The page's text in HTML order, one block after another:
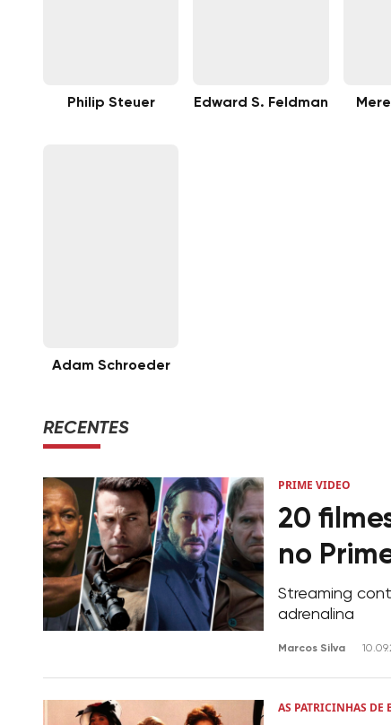
Philip Steuer Edward S. Feldman
Adam Schroeder
RECENTES
PRIME VIDEO
20
no
Streaming
adrenalina
Marcos Silva
AS PATRICINHAS DE